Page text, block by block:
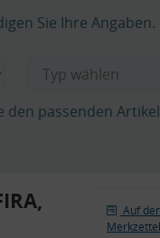
Sie Ihre Angaben.
den passenden
Auf
Merkzettel